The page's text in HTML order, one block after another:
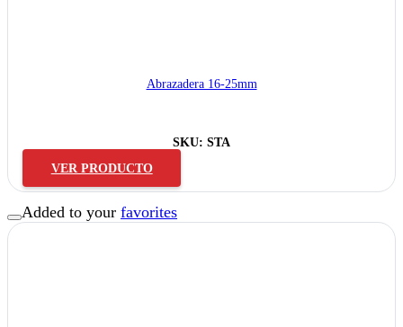
Abrazadera 16-25mm
SKU: STA
VER PRODUCTO
Added to your favorites